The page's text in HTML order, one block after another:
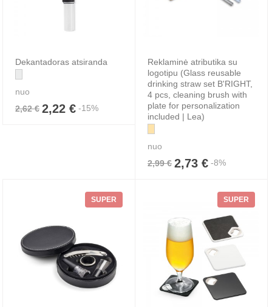
Dekantadoras atsiranda
nuo
2,62 € 2,22 € -15%
Reklaminė atributika su
logotipu (Glass reusable
drinking straw set B'RIGHT,
4 pcs, cleaning brush with
plate for personalization
included | Lea)
nuo
2,99 € 2,73 € -8%
SUPER SUPER